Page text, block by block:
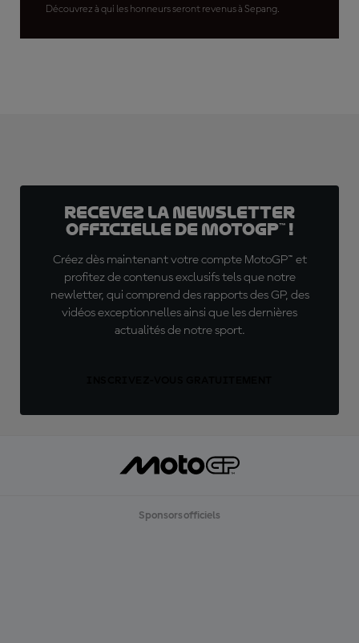
Découvrez à qui les honneurs seront revenus à Sepang.
Recevez la Newsletter
officielle de MotoGP™ !
Créez dès maintenant votre compte MotoGP™ et
profitez de contenus exclusifs tels que notre
newletter, qui comprend des rapports des GP, des
vidéos exceptionnelles ainsi que les dernières
actualités de notre sport.
Sponsors officiels